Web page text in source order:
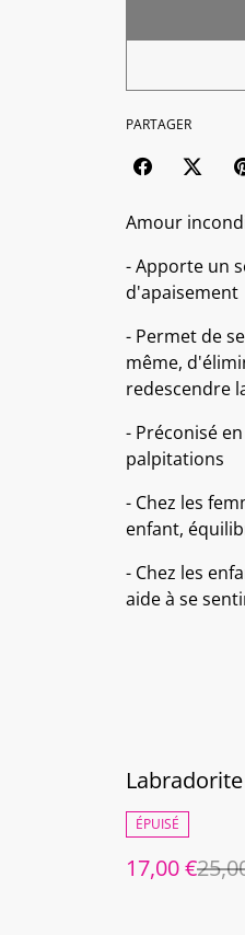
PARTAGER
Amour
- Apporte un
d'apaisement
- Permet de
même,
redescendre
- Préconisé
palpitations
- Chez les
enfant,
- Chez les
aide à se
%
Labradorite
ÉPUISÉ
17,00 €